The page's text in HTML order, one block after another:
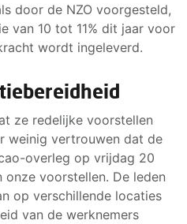
door de NZO voorgesteld,
van 10 tot 11% dit jaar voor
wordt ingeleverd.
ze redelijke voorstellen
weinig vertrouwen dat de
overleg op vrijdag 20
voorstellen. De leden
op verschillende locaties
van de werknemers